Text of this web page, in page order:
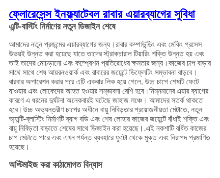
ফ্লোরেসেন্স ইনফ্ল্যাটেবল রাবার এয়ারব্যাগের সুবিধা
এন্টি-বার্স্টিং নির্মাণের নতুন ডিজাইন শেষে
আমাদের নতুন প্রজন্মের এয়ারব্যাগের জন্য।রাবার কম্পাউন্ডিং এবং মেকিং প্রসেস
উভয়ই উন্নত করা হয়েছে যাতে তাদের স্ট্রাকচারাল টিয়ারিং শক্তি উন্নত হয় এবং
তাই তাদের মোচড়ানো এবং কম্প্রেশন প্রতিরোধের ক্ষমতার জন্য।কাজের চাপ বাড়ার
সাথে সাথে শেষ আয়রনওয়ার্ক এবং রাবারের জয়েন্টে ডিফ্লেটিং সম্ভাবনা বাড়বে।
বারবার অপারেশন করার পরে এটি একবার লিক হয়ে গেলে, উচ্চ চাপে শেষটি ফেটে
যাওয়ার এবং লোকেদের আহত হওয়ার সম্ভাবনা বেশি হবে।নিম্নমানের এয়ার ব্যাগের
কারণে এ ধরনের দুর্ঘটনা অনেকবারই ঘটেছে জাহাজ লঞ্চে। আমাদের সতর্ক থাকতে
হবে।উচ্চ অভ্যন্তরীণ চাপের অধীনে বায়ু নিবিড়তার প্রয়োজনীয়তা মেটাতে, নতুন
অ্যান্টি-ব্লাস্টিং নির্মাণটি ব্যাগ বডি এবং শেষ লোহার কাজের জয়েন্টে বাঁধাই শক্তি এবং
বায়ু নিবিড়তা বাড়াতে শেষের সাথে ডিজাইন করা হয়েছে।.এই নকশাটি বর্ধিত কাজের
চাপ মেটাতে পারে এবং এখন পর্যন্ত ব্যবহারে ফুটো থেকে মুক্ত এবং নিরাপদ প্রমাণিত
হয়েছে।
অপ্টিমাইজ করা কাঠামোগত বিন্যাস